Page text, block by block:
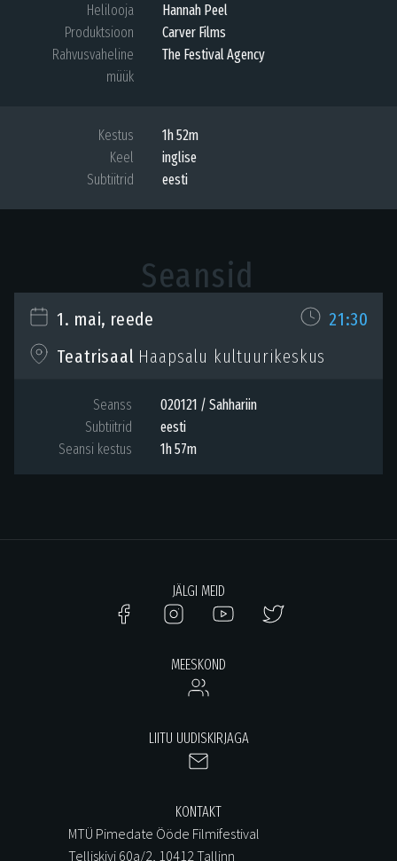
Helilooja
Hannah Peel
Produktsioon
Carver Films
Rahvusvaheline
müük
The Festival Agency
Kestus
1h 52m
Keel
inglise
Subtiitrid
eesti
Seansid
1. mai, reede
21:30
Teatrisaal Haapsalu kultuurikeskus
Seanss
020121 / Sahhariin
Subtiitrid
eesti
Seansi kestus
1h 57m
JÄLGI MEID
MEESKOND
LIITU UUDISKIRJAGA
KONTAKT
MTÜ Pimedate Ööde Filmifestival
Telliskivi 60a/2, 10412 Tallinn